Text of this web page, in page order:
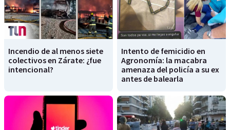
Incendio de al menos siete
colectivos en Zárate: ¿fue
intencional?
Intento de femicidio en
Agronomía: la macabra
amenaza del policía a su ex
antes de balearla